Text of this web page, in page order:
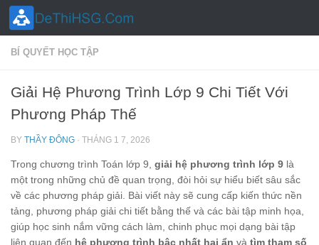
Skip to content
BÍ QUYẾT HỌC TẬP
Giải Hệ Phương Trình Lớp 9 Chi Tiết Với
Phương Pháp Thế
BY THẦY ĐÔNG · THÁNG 1 7, 2026
Trong chương trình Toán lớp 9, giải hệ phương trình lớp 9 là
một trong những chủ đề quan trọng, đòi hỏi sự hiểu biết sâu sắc
về các phương pháp giải. Bài viết này sẽ cung cấp kiến thức nền
tảng, phương pháp giải chi tiết bằng thế và các bài tập minh họa,
giúp học sinh nắm vững cách làm, chinh phục mọi dạng bài tập
liên quan đến hệ phương trình bậc nhất hai ẩn và tìm tham số